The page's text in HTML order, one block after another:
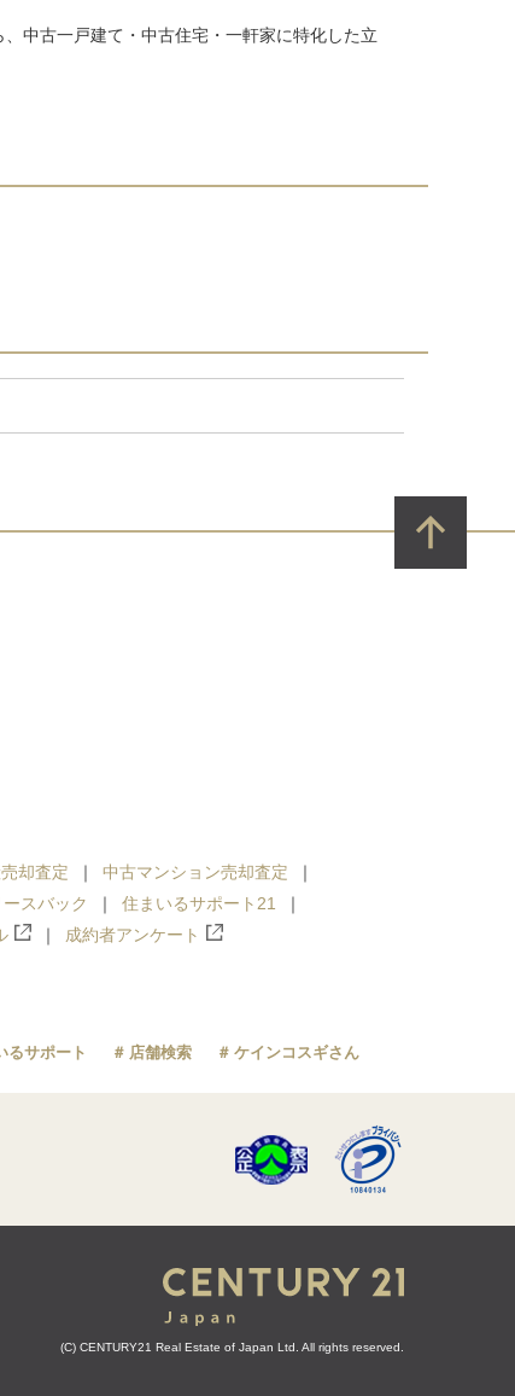
中古一戸建て・中古住宅・一軒家に特化した立
却査定
中古マンション売却査定
ースバック
住まいるサポート21
成約者アンケート
るサポート 店舗検索 ケインコスギさん
(C) CENTURY21 Real Estate of Japan Ltd. All rights reserved.